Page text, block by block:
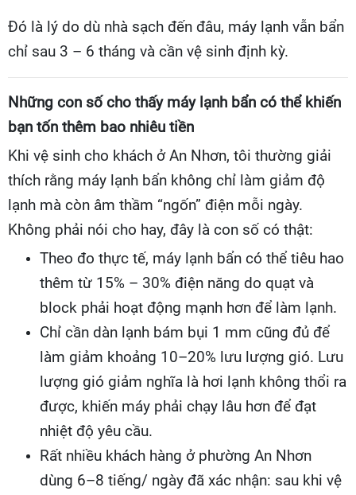
Đó là lý do dù nhà sạch đến đâu, máy lạnh vẫn bẩn
chỉ sau 3 – 6 tháng và cần vệ sinh định kỳ.
Những con số cho thấy máy lạnh bẩn có thể khiến
bạn tốn thêm bao nhiêu tiền
Khi vệ sinh cho khách ở An Nhơn, tôi thường giải
thích rằng máy lạnh bẩn không chỉ làm giảm độ
lạnh mà còn âm thầm “ngốn” điện mỗi ngày.
Không phải nói cho hay, đây là con số có thật:
Theo đo thực tế, máy lạnh bẩn có thể tiêu hao
thêm từ 15% – 30% điện năng do quạt và
block phải hoạt động mạnh hơn để làm lạnh.
Chỉ cần dàn lạnh bám bụi 1 mm cũng đủ để
làm giảm khoảng 10–20% lưu lượng gió. Lưu
lượng gió giảm nghĩa là hơi lạnh không thổi ra
được, khiến máy phải chạy lâu hơn để đạt
nhiệt độ yêu cầu.
Rất nhiều khách hàng ở phường An Nhơn
dùng 6–8 tiếng/ ngày đã xác nhận: sau khi vệ